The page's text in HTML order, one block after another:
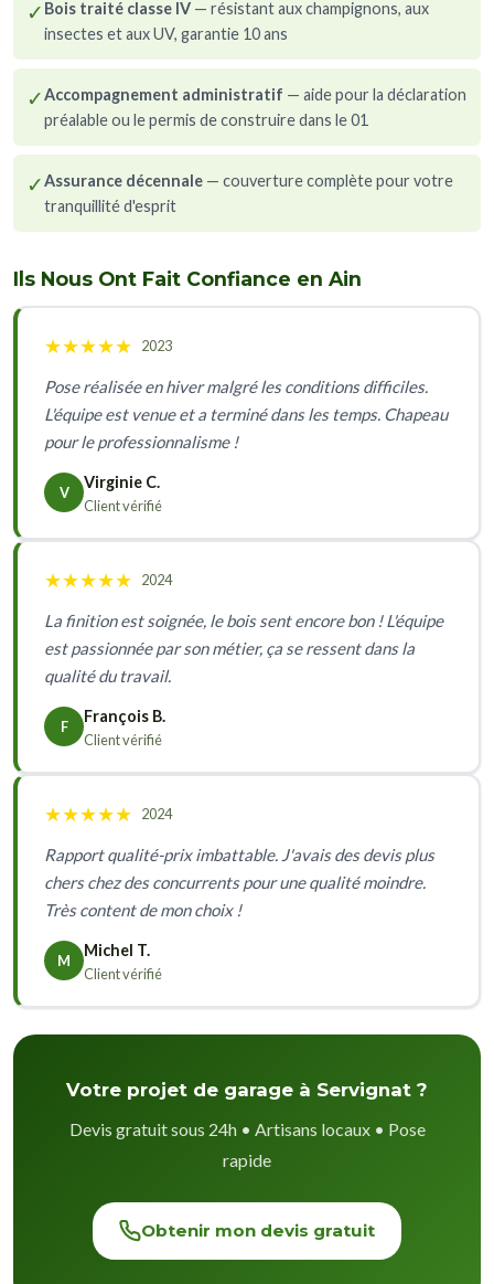
✓ Bois traité classe IV — résistant aux champignons, aux
insectes et aux UV, garantie 10 ans
✓Accompagnement administratif — aide pour la déclaration
préalable ou le permis de construire dans le 01
✓Assurance décennale — couverture complète pour votre
tranquillité d'esprit
Ils Nous Ont Fait Confiance en Ain
★★★★★ 2023
Pose réalisée en hiver malgré les conditions difficiles.
L'équipe est venue et a terminé dans les temps. Chapeau
pour le professionnalisme !
V
Virginie C.
Client vérifié
★★★★★ 2024
La finition est soignée, le bois sent encore bon ! L'équipe
est passionnée par son métier, ça se ressent dans la
qualité du travail.
F
François B.
Client vérifié
★★★★★ 2024
Rapport qualité-prix imbattable. J'avais des devis plus
chers chez des concurrents pour une qualité moindre.
Très content de mon choix !
M
Michel T.
Client vérifié
Votre projet de garage à Servignat ?
Devis gratuit sous 24h • Artisans locaux • Pose
rapide
Obtenir mon devis gratuit